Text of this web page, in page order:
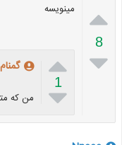

8

مینویسه

1

گمنام
من که